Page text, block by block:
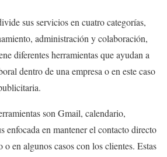
sus servicios en cuatro categorías,
administración y colaboración,
diferentes herramientas que ayudan a
dentro de una empresa o en este caso
son Gmail, calendario,
enfocada en mantener el contacto directo
en algunos casos con los clientes. Estas